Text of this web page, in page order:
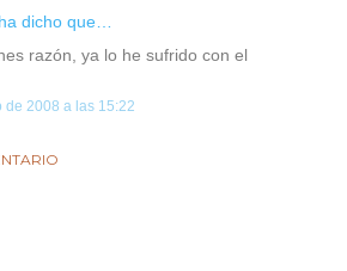
ha dicho que…
razón, ya lo he sufrido con el
de 2008 a las 15:22